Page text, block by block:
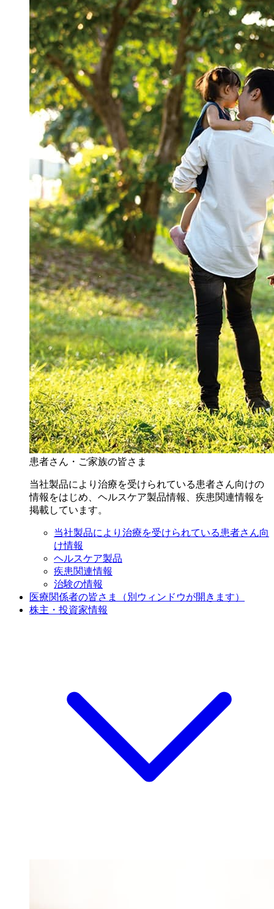
患者さん・ご家族の皆さま
当社製品により治療を受けられている患者さん向けの
情報をはじめ、ヘルスケア製品情報、疾患関連情報を
掲載しています。
当社製品により治療を受けられている患者さん向
け情報
ヘルスケア製品
疾患関連情報
治験の情報
医療関係者の皆さま
（別ウィンドウが開きます）
株主・投資家情報